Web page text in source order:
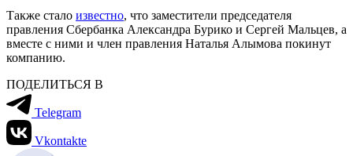
Также стало известно, что заместители председателя
правления Сбербанка Александра Бурико и Сергей Мальцев, а
вместе с ними и член правления Наталья Алымова покинут
компанию.
ПОДЕЛИТЬСЯ В
Telegram
Vkontakte